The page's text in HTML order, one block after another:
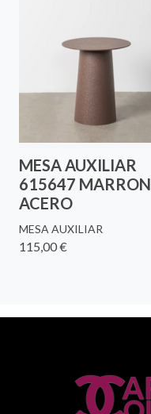
MESA AUXILIAR
615647 MARRON
ACERO
MESA AUXILIAR
115,00 €